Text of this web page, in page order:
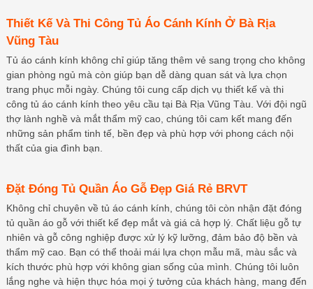
Thiết Kế Và Thi Công Tủ Áo Cánh Kính Ở Bà Rịa
Vũng Tàu
Tủ áo cánh kính không chỉ giúp tăng thêm vẻ sang trọng cho không
gian phòng ngủ mà còn giúp bạn dễ dàng quan sát và lựa chọn
trang phục mỗi ngày. Chúng tôi cung cấp dịch vụ thiết kế và thi
công tủ áo cánh kính theo yêu cầu tại Bà Rịa Vũng Tàu. Với đội ngũ
thợ lành nghề và mắt thẩm mỹ cao, chúng tôi cam kết mang đến
những sản phẩm tinh tế, bền đẹp và phù hợp với phong cách nội
thất của gia đình bạn.
Đặt Đóng Tủ Quần Áo Gỗ Đẹp Giá Rẻ BRVT
Không chỉ chuyên về tủ áo cánh kính, chúng tôi còn nhận đặt đóng
tủ quần áo gỗ với thiết kế đẹp mắt và giá cả hợp lý. Chất liệu gỗ tự
nhiên và gỗ công nghiệp được xử lý kỹ lưỡng, đảm bảo độ bền và
thẩm mỹ cao. Bạn có thể thoải mái lựa chọn mẫu mã, màu sắc và
kích thước phù hợp với không gian sống của mình. Chúng tôi luôn
lắng nghe và hiện thực hóa mọi ý tưởng của khách hàng, mang đến